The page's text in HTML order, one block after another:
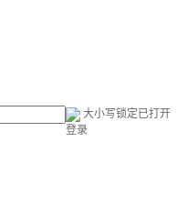
大小写锁定已打开
登录